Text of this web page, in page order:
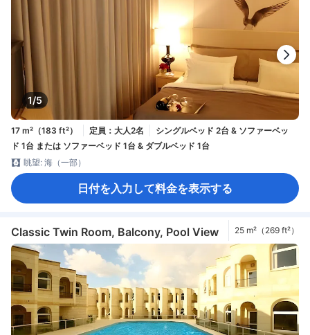
1/5
17 m²（183 ft²） 定員：大人2名
シングルベッド 2台 & ソファーベッ
ド 1台 または ソファーベッド 1台 & ダブルベッド 1台
眺望: 海（一部）
日付を入力して料金を表示する
Classic Twin Room, Balcony, Pool View 25 m²（269 ft²）